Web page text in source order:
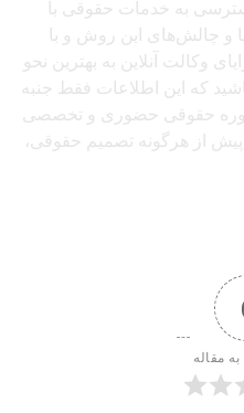
به خدمات حقوقی با
و چالش‌های این روش و با
وکالت آنلاین به بهترین نحو
که این اطلاعات فقط جنبه
حقوقی حضوری و تخصصی
از هرگونه تصمیم حقوقی،
مقاله